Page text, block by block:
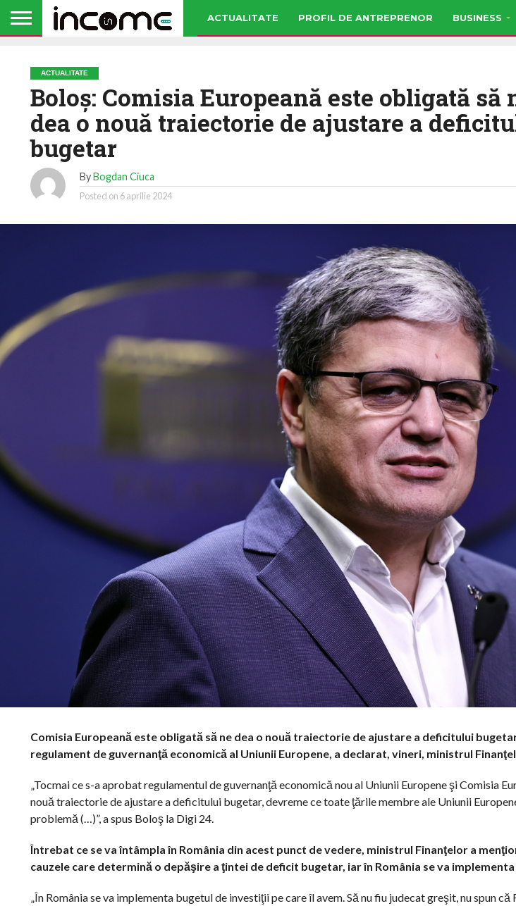
ACTUALITATE PROFIL DE ANTREPRENOR BUSINESS
ACTUALITATE
Boloș: Comisia Europeană este obligată să
dea o nouă traiectorie de ajustare a
bugetar
ByBogdan Ciuca
Posted on 6 aprilie 2024
Comisia Europeană este obligată să ne dea o nouă traiectorie de ajustare a deficitului
regulament de guvernanţă economică al Uniunii Europene, a declarat, vineri, ministrul
„Tocmai ce s-a aprobat regulamentul de guvernanţă economică nou al Uniunii Europene şi Comisia
nouă traiectorie de ajustare a deficitului bugetar, devreme ce toate ţările membre ale Uniunii
problemă (…)”, a spus Boloş la Digi 24.
Întrebat ce se va întâmpla în România din acest punct de vedere, ministrul Finanţelor a
cauzele care determină o depăşire a ţintei de deficit bugetar, iar în România se va
„În România se va implementa bugetul de investiţii pe care îl avem. Să nu fiu judecat greşit, nu spun